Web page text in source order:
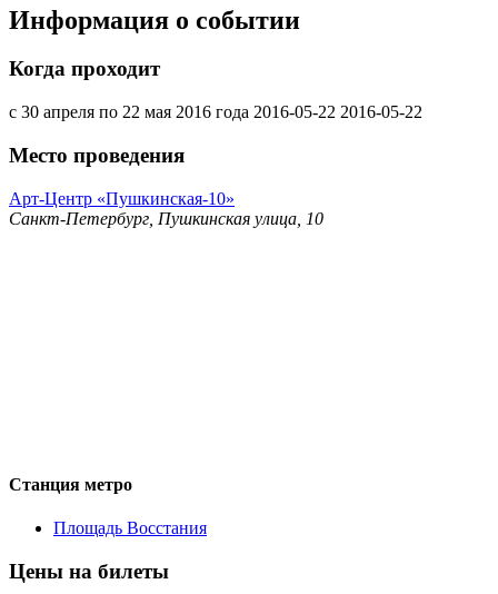
Информация о событии
Когда проходит
с 30 апреля по 22 мая 2016 года 2016-05-22 2016-05-22
Место проведения
Арт-Центр «Пушкинская-10»
Санкт-Петербург, Пушкинская улица, 10
Станция метро
Площадь Восстания
Цены на билеты